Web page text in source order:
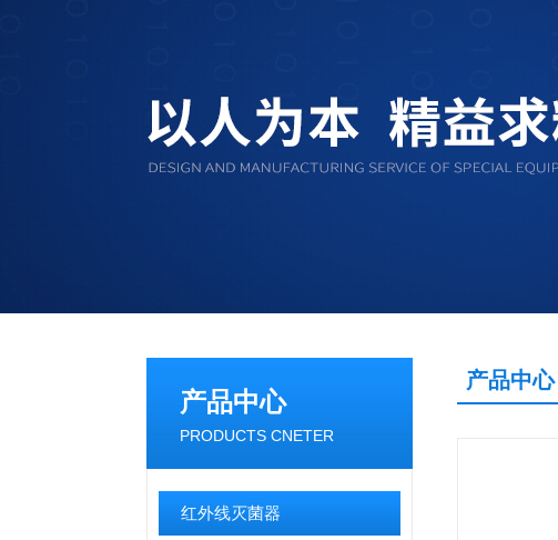
产品中心
PRODUCTS CNETER
红外线灭菌器
产品中心